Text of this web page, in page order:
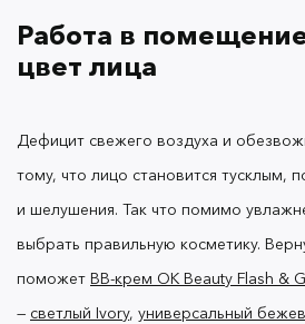
Работа в
цвет лица
Дефицит свежего воздуха и
тому, что лицо становится тусклым,
и шелушения. Так что помимо
выбрать правильную косметику.
поможет BB-крем OK Beauty Flash &
— светлый Ivory, универсальный